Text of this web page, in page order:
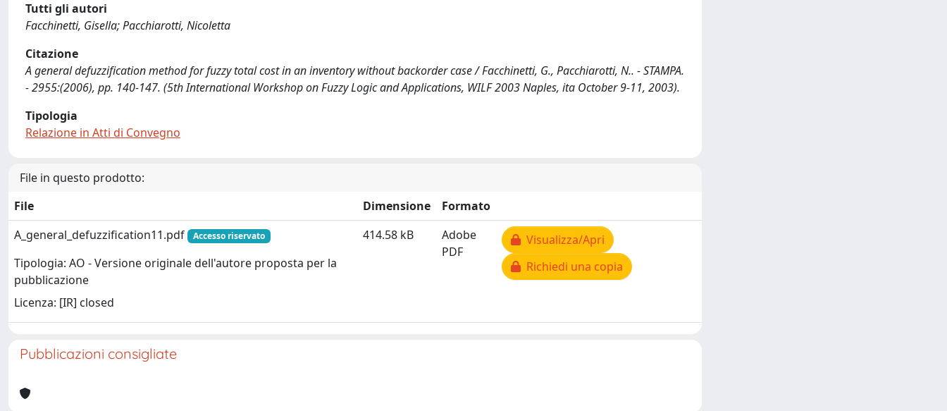
Tutti gli autori
Facchinetti, Gisella; Pacchiarotti, Nicoletta
Citazione
A general defuzzification method for fuzzy total cost in an inventory without backorder case / Facchinetti, G., Pacchiarotti, N.. - STAMPA.
- 2955:(2006), pp. 140-147. (5th International Workshop on Fuzzy Logic and Applications, WILF 2003 Naples, ita October 9-11, 2003).
Tipologia
Relazione in Atti di Convegno
File in questo prodotto:
File
Dimensione
Formato
A_general_defuzzification11.pdf
Accesso riservato
Tipologia: AO - Versione originale dell'autore proposta per la
pubblicazione
Licenza: [IR] closed
414.58 kB
Adobe
PDF
Visualizza/Apri
Richiedi una copia
Pubblicazioni consigliate